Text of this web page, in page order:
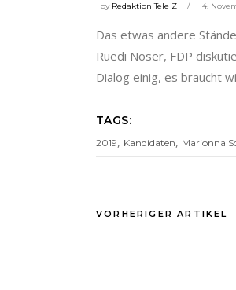
by Redaktion Tele Z 4.
Das etwas andere
Ruedi Noser, FDP
Dialog einig, es braucht
TAGS:
2019, Kandidaten, Marionna
VORHERIGER ARTIKEL